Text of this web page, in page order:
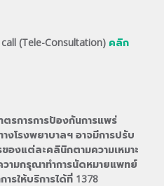
(Tele-Consultation) คลิก
ตรการการป้องกันการแพร่
งโรงพยาบาลฯ อาจมีการปรับ
ของแต่ละคลินิกตามความเหมาะ
ามกรุณาทำการนัดหมายแพทย์
รให้บริการได้ที่ 1378